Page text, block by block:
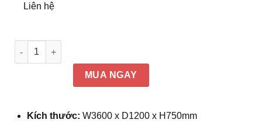
Liên hệ
Cụm bàn làm việc nhóm 6 chỗ ngồi chân sắt cách điệu Đức
MUA NGAY
Kích thước: W3600 x D1200 x H750mm